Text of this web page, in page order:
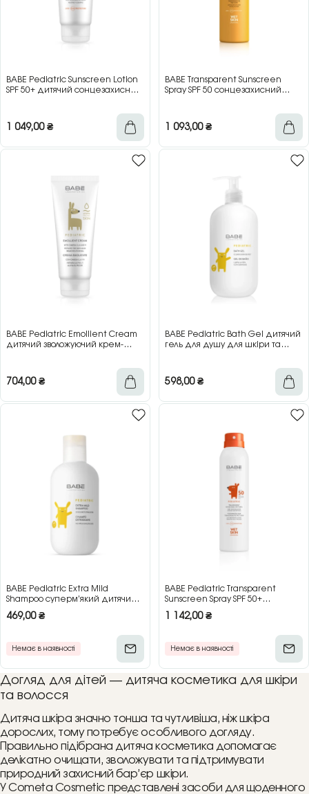
Догляд для дітей — дитяча косметика для шкіри
та волосся
Дитяча шкіра значно тонша та чутливіша, ніж шкіра
дорослих, тому потребує особливого догляду.
Правильно підібрана дитяча косметика допомагає
делікатно очищати, зволожувати та підтримувати
природний захисний бар’єр шкіри.
У Cometa Cosmetic представлені засоби для щоденного
BABE Pediatric Sunscreen Lotion
SPF 50+ дитячий сонцезахисний
1 049,00₴
BABE Transparent Sunscreen
Spray SPF 50 сонцезахисний
1 093,00₴
BABE Pediatric Emollient Cream
дитячий зволожуючий крем-
704,00₴
BABE Pediatric Bath Gel дитячий
гель для душу для шкіри та
598,00₴
BABE Pediatric Extra Mild
Shampoo суперм’який дитячий
шампунь з кондиціонером, 200
мл
469,00₴
Немає в наявності
BABE Pediatric Transparent
Sunscreen Spray SPF 50+
прозорий дитячий
сонцезахисний спрей, 200 мл
1 142,00₴
Немає в наявності